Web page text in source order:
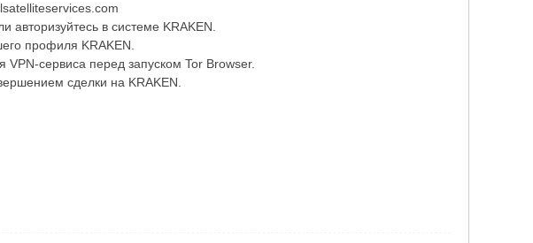
в системе KRAKEN.
профиля KRAKEN.
сервиса перед запуском Tor Browser.
сделки на KRAKEN.